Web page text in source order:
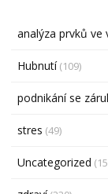
analýza prvků ve
Hubnutí(109)
podnikání se
stres (49)
Uncategorized